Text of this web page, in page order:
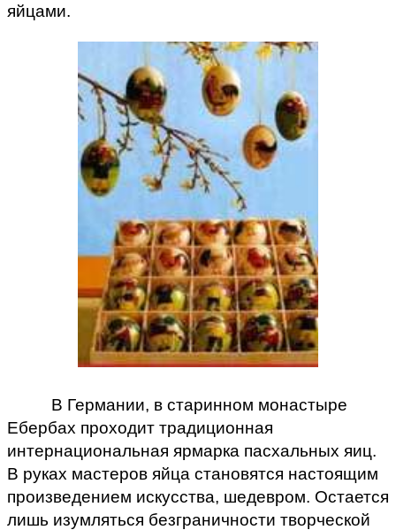
яйцами.
В Германии, в старинном монастыре
Ебербах проходит традиционная
интернациональная ярмарка пасхальных яиц.
В руках мастеров яйца становятся настоящим
произведением искусства, шедевром. Остается
лишь изумляться безграничности творческой